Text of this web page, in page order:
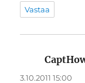
Vastaa
3.10.2011 15:00